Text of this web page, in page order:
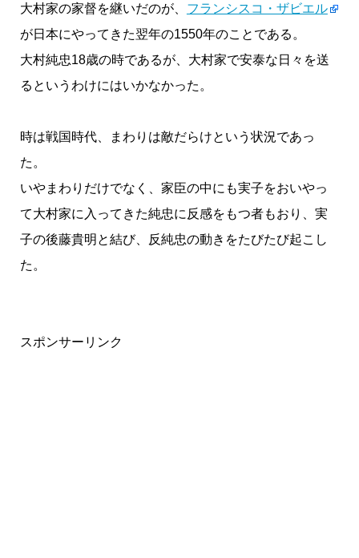
大村家の家督を継いだのが、 フランシスコ・ザビエル
が日本にやってきた翌年の1550年のことである。
大村純忠18歳の時であるが、大村家で安泰な日々を送
るというわけにはいかなかった。
時は戦国時代、まわりは敵だらけという状況であっ
た。
いやまわりだけでなく、家臣の中にも実子をおいやっ
て大村家に入ってきた純忠に反感をもつ者もおり、実
子の後藤貴明と結び、反純忠の動きをたびたび起こし
た。
スポンサーリンク